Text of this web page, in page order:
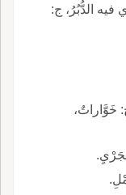
فيه الدُّبُرُ، ج:
خَوَّاراتٌ،